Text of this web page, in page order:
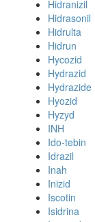
Hidranizil
Hidrasonil
Hidrulta
Hidrun
Hycozid
Hydrazid
Hydrazide
Hyozid
Hyzyd
INH
Ido-tebin
Idrazil
Inah
Inizid
Iscotin
Isidrina